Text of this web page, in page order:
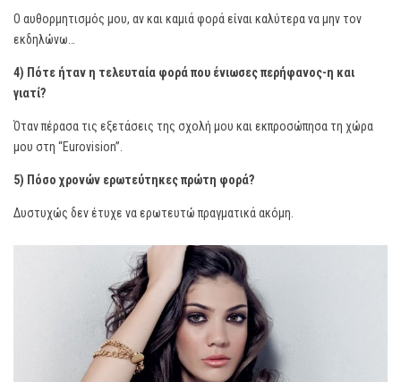
Ο αυθορμητισμός μου, αν και καμιά φορά είναι καλύτερα να μην τον
εκδηλώνω…
4) Πότε ήταν η τελευταία φορά που ένιωσες περήφανος-η και
γιατί?
Όταν πέρασα τις εξετάσεις της σχολή μου και εκπροσώπησα τη χώρα
μου στη “Eurovision”.
5) Πόσο χρονών ερωτεύτηκες πρώτη φορά?
Δυστυχώς δεν έτυχε να ερωτευτώ πραγματικά ακόμη.